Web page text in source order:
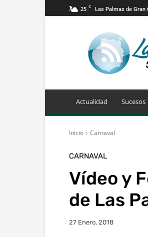
25 C Las Palmas de Gran
Actualidad Sucesos
Inicio Carnaval
CARNAVAL
Vídeo y
de Las
27 Enero, 2018